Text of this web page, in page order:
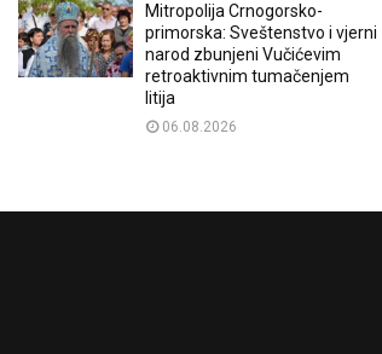
Mitropolija Crnogorsko-
primorska: Sveštenstvo i vjerni
narod zbunjeni Vučićevim
retroaktivnim tumačenjem
litija
06.08.2026